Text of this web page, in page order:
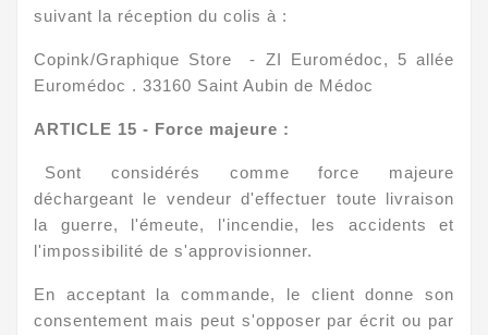
suivant la réception du colis à :
Copink/Graphique Store - ZI Euromédoc, 5 allée
Euromédoc . 33160 Saint Aubin de Médoc
ARTICLE 15 - Force majeure :
Sont considérés comme force majeure
déchargeant le vendeur d'effectuer toute livraison
la guerre, l'émeute, l'incendie, les accidents et
l'impossibilité de s'approvisionner.
En acceptant la commande, le client donne son
consentement mais peut s'opposer par écrit ou par